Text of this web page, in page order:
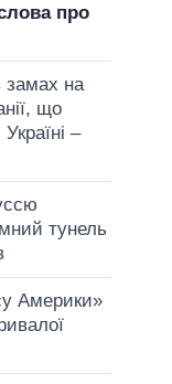
про
замах на
що
–
тунель
Америки»